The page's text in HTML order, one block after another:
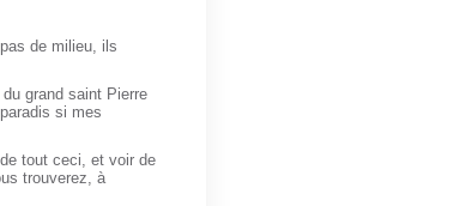
de milieu, ils
grand saint Pierre
si mes
tout ceci, et voir de
trouverez, à